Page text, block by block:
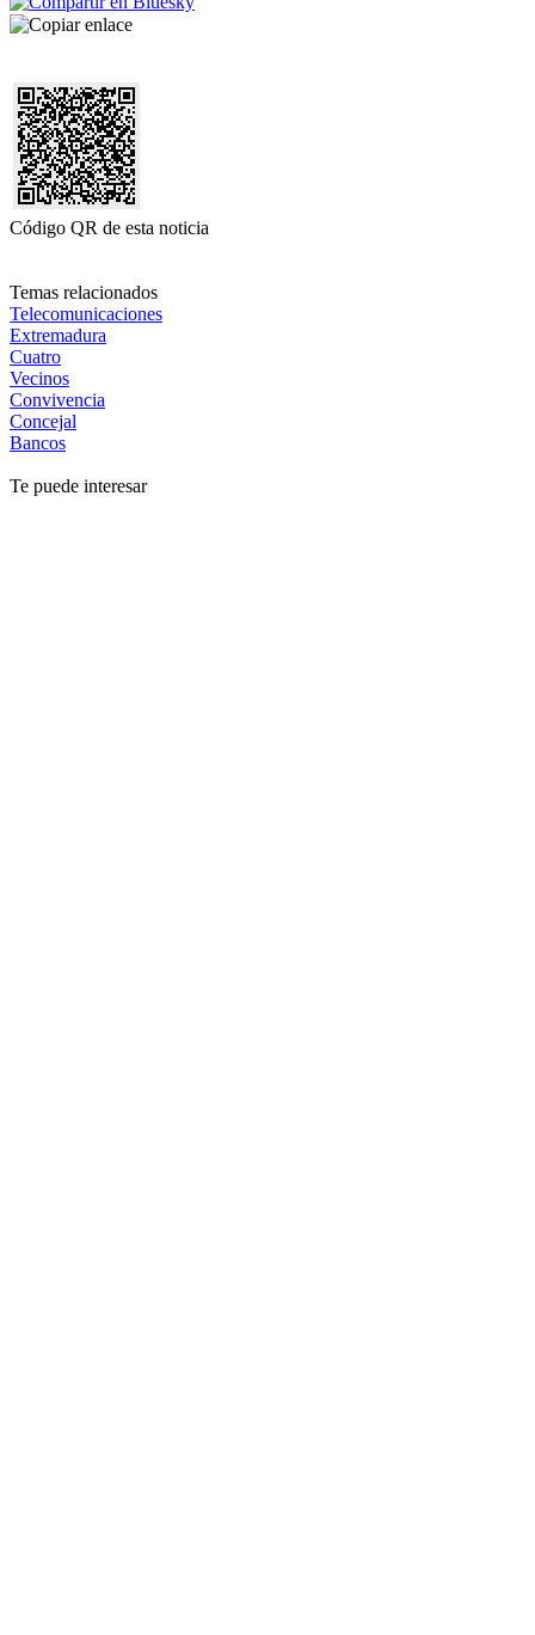
Código QR de esta noticia
Temas relacionados
Telecomunicaciones
Extremadura
Cuatro
Vecinos
Convivencia
Concejal
Bancos
Te puede interesar